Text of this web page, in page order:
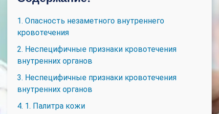
1. Опасность незаметного внутреннего
кровотечения
2. Неспецифичные признаки кровотечения
внутренних органов
3. Неспецифичные признаки кровотечения
внутренних органов
4. 1. Палитра кожи